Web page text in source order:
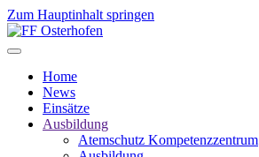
Zum Hauptinhalt springen
Home
News
Einsätze
Ausbildung
Atemschutz Kompetenzzentrum